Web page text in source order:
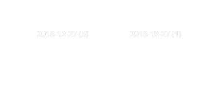
2018-12-27 (5) 2018-12-27 (1)